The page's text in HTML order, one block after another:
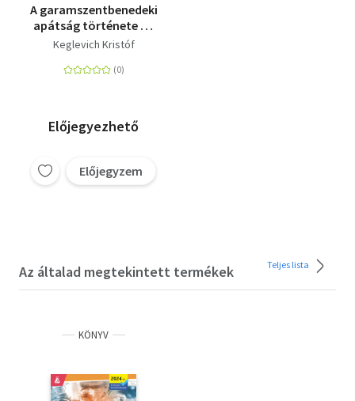
A garamszentbenedeki
apátság története az
Árpád- és az Anjou
Capitulum VIII.
Keglevich Kristóf
Előjegyezhető
Előjegyzem
Az általad megtekintett termékek Teljes lista
KÖNYV